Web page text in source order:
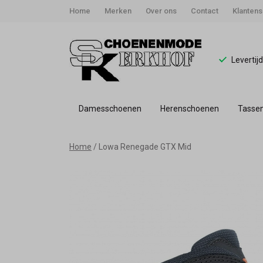
Home Merken Over ons Contact
Damesschoenen Herenschoenen
Home Lowa Renegade GTX Mid